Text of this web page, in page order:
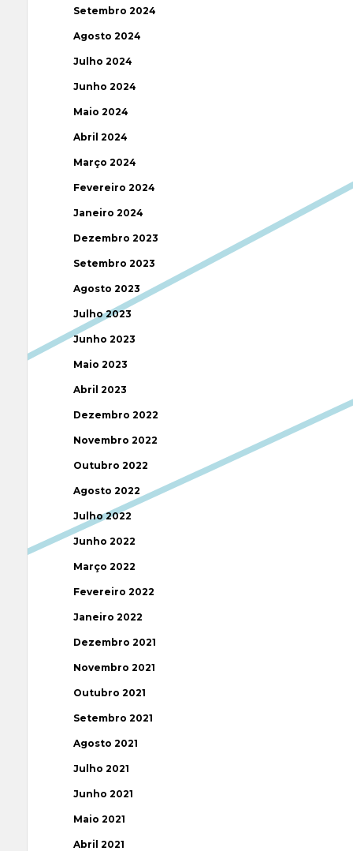
Setembro 2024
Agosto 2024
Julho 2024
Junho 2024
Maio 2024
Abril 2024
Março 2024
Fevereiro 2024
Janeiro 2024
Dezembro 2023
Setembro 2023
Agosto 2023
Julho 2023
Junho 2023
Maio 2023
Abril 2023
Dezembro 2022
Novembro 2022
Outubro 2022
Agosto 2022
Julho 2022
Junho 2022
Março 2022
Fevereiro 2022
Janeiro 2022
Dezembro 2021
Novembro 2021
Outubro 2021
Setembro 2021
Agosto 2021
Julho 2021
Junho 2021
Maio 2021
Abril 2021